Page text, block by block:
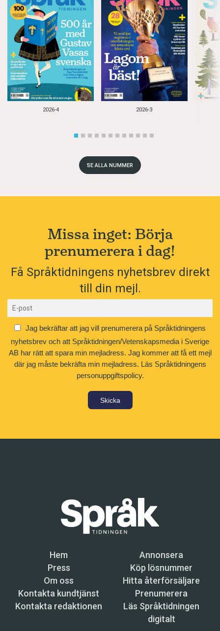
2026-4 2026-3
SE ALLA NUMMER
Missa inget: Börja
prenumerera i dag!
Få Språktidningens nyhetsbrev direkt
till din mejl.
Jag bekräftar att jag vill prenumerera på Språktidningens
nyhetsbrev och att Språktidningen/Vetenskapsmedia i Sverige
AB har rätt att spara min mejladress. Jag kommer att få ett mejl
där jag måste bekräfta min mejladress. Läs Språktidningens
personuppgiftspolicy.
Skicka
Hem
Annonsera
Press
Köp lösnummer
Om oss
Hitta återförsäljare
Kontakta kundtjänst
Prenumerera
Kontakta redaktionen
Läs Språktidningen
digitalt